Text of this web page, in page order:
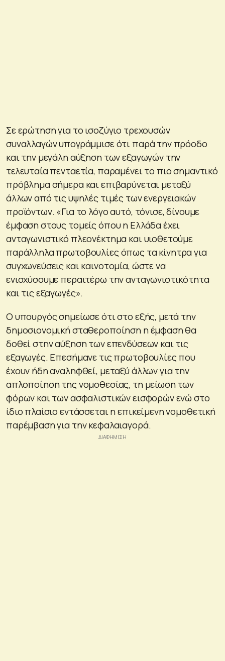
Σε ερώτηση για το ισοζύγιο τρεχουσών
συναλλαγών υπογράμμισε ότι παρά την πρόοδο
και την μεγάλη αύξηση των εξαγωγών την
τελευταία πενταετία, παραμένει το πιο σημαντικό
πρόβλημα σήμερα και επιβαρύνεται μεταξύ
άλλων από τις υψηλές τιμές των ενεργειακών
προϊόντων. «Για το λόγο αυτό, τόνισε, δίνουμε
έμφαση στους τομείς όπου η Ελλάδα έχει
ανταγωνιστικό πλεονέκτημα και υιοθετούμε
παράλληλα πρωτοβουλίες όπως τα κίνητρα για
συγχωνεύσεις και καινοτομία, ώστε να
ενισχύσουμε περαιτέρω την ανταγωνιστικότητα
και τις εξαγωγές».
Ο υπουργός σημείωσε ότι στο εξής, μετά την
δημοσιονομική σταθεροποίηση η έμφαση θα
δοθεί στην αύξηση των επενδύσεων και τις
εξαγωγές. Επεσήμανε τις πρωτοβουλίες που
έχουν ήδη αναληφθεί, μεταξύ άλλων για την
απλοποίηση της νομοθεσίας, τη μείωση των
φόρων και των ασφαλιστικών εισφορών ενώ στο
ίδιο πλαίσιο εντάσσεται η επικείμενη νομοθετική
παρέμβαση για την κεφαλαιαγορά.